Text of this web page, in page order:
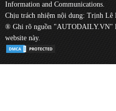
Information and Communications.
Chịu trách nhiệm nội dung: Trịnh Lê
® Ghi rõ nguồn "AUTODAILY.VN"
website này.